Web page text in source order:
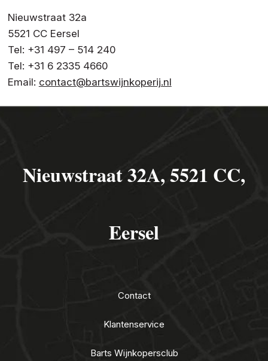
Nieuwstraat 32a
5521 CC Eersel
Tel: +31 497 – 514 240
Tel: +31 6 2335 4660
Email: contact@bartswijnkoperij.nl
Nieuwstraat 32A, 5521 CC,
Eersel
Contact
Klantenservice
Barts Wijnkopersclub